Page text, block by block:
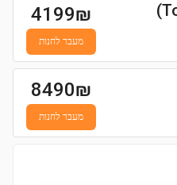
4199₪
מעבר לחנות
8490₪
מעבר לחנות